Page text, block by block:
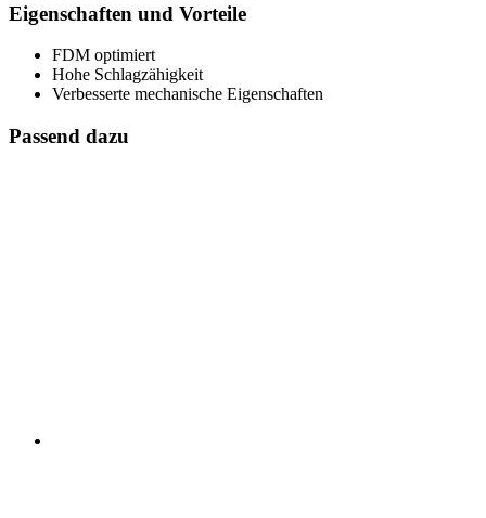
Eigenschaften und Vorteile
FDM optimiert
Hohe Schlagzähigkeit
Verbesserte mechanische Eigenschaften
Passend dazu